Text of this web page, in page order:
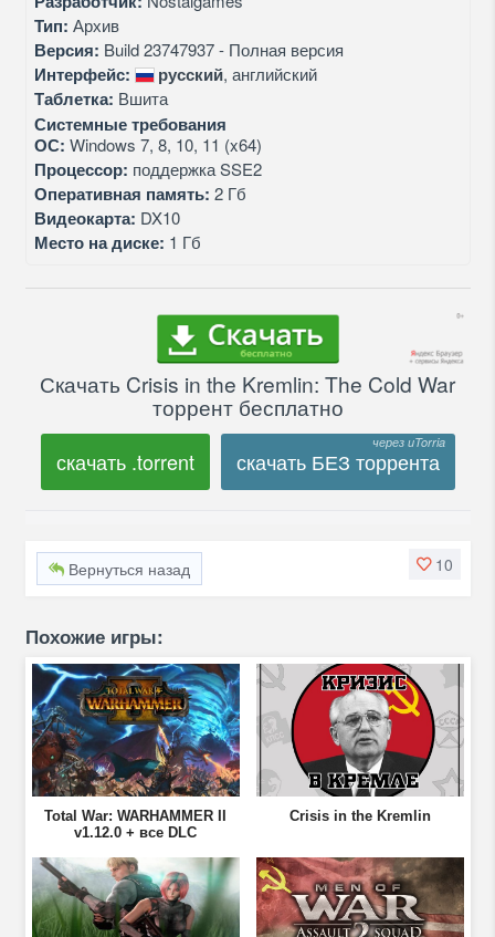
Тип: Архив
Версия: Build 23747937 - Полная версия
Интерфейс: русский, английский
Таблетка: Вшита
Системные требования
ОС: Windows 7, 8, 10, 11 (x64)
Процессор: поддержка SSE2
Оперативная память: 2 Гб
Видеокарта: DX10
Место на диске: 1 Гб
Скачать Crisis in the Kremlin: The Cold War
торрент бесплатно
скачать .torrent скачать БЕЗ торрента
10
Вернуться назад
Похожие игры:
Total War: WARHAMMER II
v1.12.0 + все DLC
Crisis in the Kremlin